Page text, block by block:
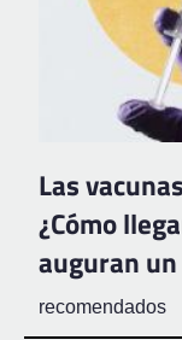
Las
¿Cómo
auguran
recomendados